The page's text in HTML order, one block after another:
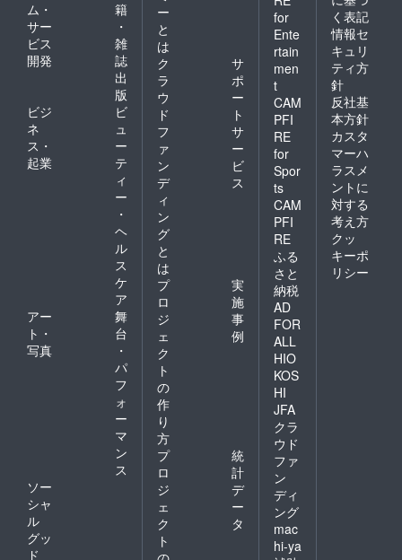
ム・
サー
ビス
開発
籍
・
雑
誌
出
版
ビジ
ネ
ス・
起業
ビ
ュ
ー
テ
ィ
ー
・
ヘ
ル
ス
ケ
ア
アー
ト・
写真
舞
台
・
パ
フ
ォ
ー
マ
ン
ス
ソー
シャ
ル
グッ
ド
ー
と
は
ク
ラ
ウ
ド
フ
ァ
ン
デ
ィ
ン
グ
と
は
サ
ポ
ー
ト
サ
ー
ビ
ス
プ
ロ
ジ
ェ
ク
ト
の
作
り
方
実
施
事
例
プ
ロ
ジ
ェ
ク
ト
統
計
デ
ー
タ
for
Ente
rtain
men
t
CAM
PFI
RE
for
Spor
ts
CAM
PFI
RE
ふる
さと
納税
AD
FOR
ALL
HIO
KOS
HI
JFA
クラ
ウド
ファ
ン
ディ
ング
mac
hi-ya
く表記
情報セ
キュリ
ティ方
針
反社基
本方針
カスタ
マーハ
ラスメ
ントに
対する
考え方
クッ
キーポ
リシー